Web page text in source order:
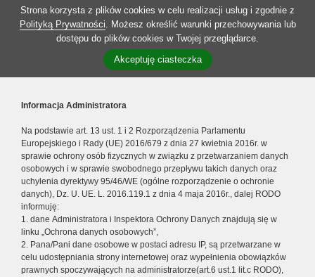
Strona korzysta z plików cookies w celu realizacji usług i zgodnie z
Polityką Prywatności. Możesz określić warunki przechowywania lub
dostępu do plików cookies w Twojej przeglądarce.
Akceptuję ciasteczka
Informacja Administratora
Na podstawie art. 13 ust. 1 i 2 Rozporządzenia Parlamentu
Europejskiego i Rady (UE) 2016/679 z dnia 27 kwietnia 2016r. w
sprawie ochrony osób fizycznych w związku z przetwarzaniem danych
osobowych i w sprawie swobodnego przepływu takich danych oraz
uchylenia dyrektywy 95/46/WE (ogólne rozporządzenie o ochronie
danych), Dz. U. UE. L. 2016.119.1 z dnia 4 maja 2016r., dalej RODO
informuję:
1. dane Administratora i Inspektora Ochrony Danych znajdują się w
linku „Ochrona danych osobowych”,
2. Pana/Pani dane osobowe w postaci adresu IP, są przetwarzane w
celu udostępniania strony internetowej oraz wypełnienia obowiązków
prawnych spoczywających na administratorze(art.6 ust.1 lit.c RODO),